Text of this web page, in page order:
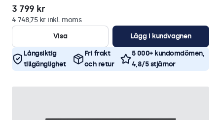
3 799 kr
4 748,75 kr inkl. moms
Visa
Lägg i kundvagnen
Långsiktig
tillgänglighet
Fri frakt
och retur
5 000+ kundomdömen,
4,8/5 stjärnor